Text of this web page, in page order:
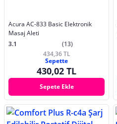
Acura AC-833 Basic Elektronik
Masaj Aleti
3.1
(13)
434,36 TL
Sepette
430,02 TL
Sepete Ekle